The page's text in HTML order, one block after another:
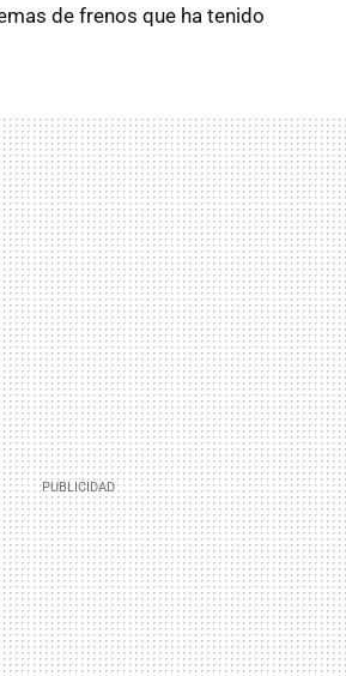
de frenos que ha tenido